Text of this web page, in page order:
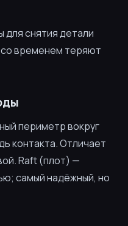
для снятия детали
со временем теряют
периметр вокруг
контакта. Отличает
Raft (плот) —
самый надёжный, но